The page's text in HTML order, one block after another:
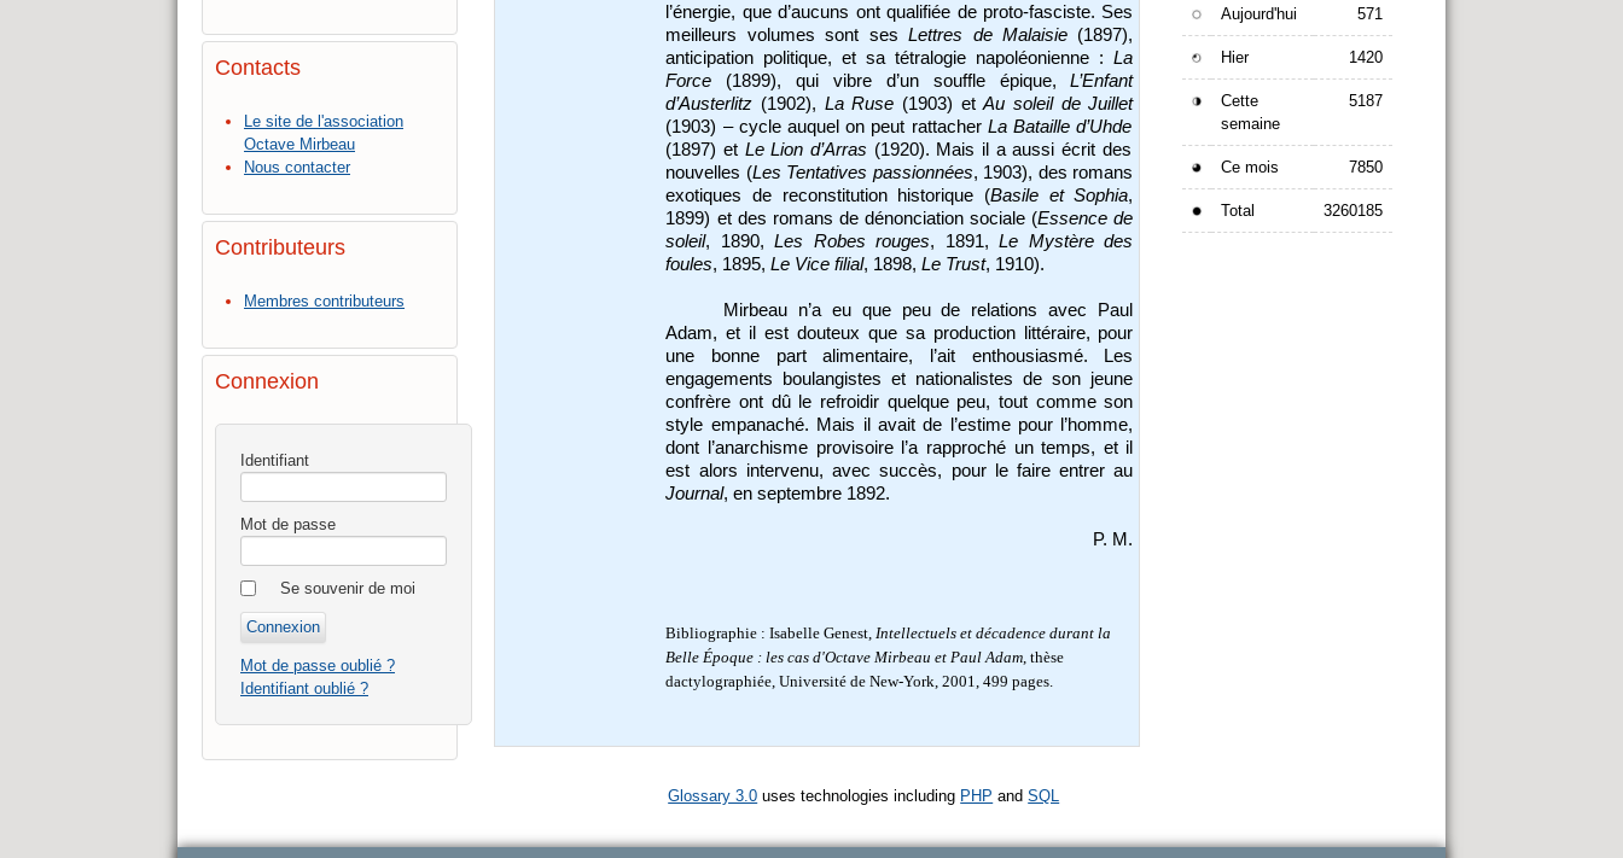
Contacts
Le site de l'association
Octave Mirbeau
Nous contacter
Contributeurs
Membres contributeurs
Connexion
Identifiant
Mot de passe
Se souvenir de moi
Mot de passe oublié ?
Identifiant oublié ?
l’énergie, que d’aucuns ont qualifiée de proto-fasciste. Ses
meilleurs volumes sont sesLettres de Malaisie(1897),
anticipation politique, et sa tétralogie napoléonienne :La
Force (1899), qui vibre d’un souffle épique,L’Enfant
d’Austerlitz (1902), La Ruse (1903) etAu soleil de Juillet
(1903) – cycle auquel on peut rattacher La Bataille d’Uhde
(1897) et Le Lion d’Arras (1920). Mais il a aussi écrit des
nouvelles (Les Tentatives passionnées, 1903), des romans
exotiques de reconstitution historique (Basile et Sophia,
1899) et des romans de dénonciation sociale (Essence de
soleil, 1890,Les Robes rouges, 1891,Le Mystère des
foules, 1895,Le Vice filial, 1898,Le Trust, 1910).
Mirbeau n’a eu que peu de relations avec Paul
Adam, et il est douteux que sa production littéraire, pour
une bonne part alimentaire, l’ait enthousiasmé. Les
engagements boulangistes et nationalistes de son jeune
confrère ont dû le refroidir quelque peu, tout comme son
style empanaché. Mais il avait de l’estime pour l’homme,
dont l’anarchisme provisoire l’a rapproché un temps, et il
est alors intervenu, avec succès, pour le faire entrer au
Journal, en septembre 1892.
P. M.
Bibliographie :Isabelle Genest, Intellectuels et décadence durant la
Belle Époque : les cas d'Octave Mirbeau et Paul Adam , thèse
dactylographiée, Université de New-York, 2001, 499 pages.
Glossary 3.0 uses technologies including PHP andSQL
Aujourd'hui 571
Hier 1420
Cette
semaine
5187
Ce mois 7850
Total 3260185